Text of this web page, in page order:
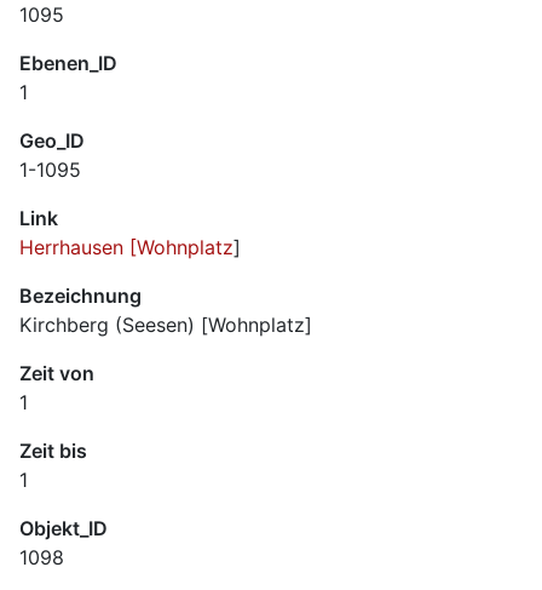
1095
Ebenen_ID
1
Geo_ID
1-1095
Link
Herrhausen [Wohnplatz]
Bezeichnung
Kirchberg (Seesen) [Wohnplatz]
Zeit von
1
Zeit bis
1
Objekt_ID
1098